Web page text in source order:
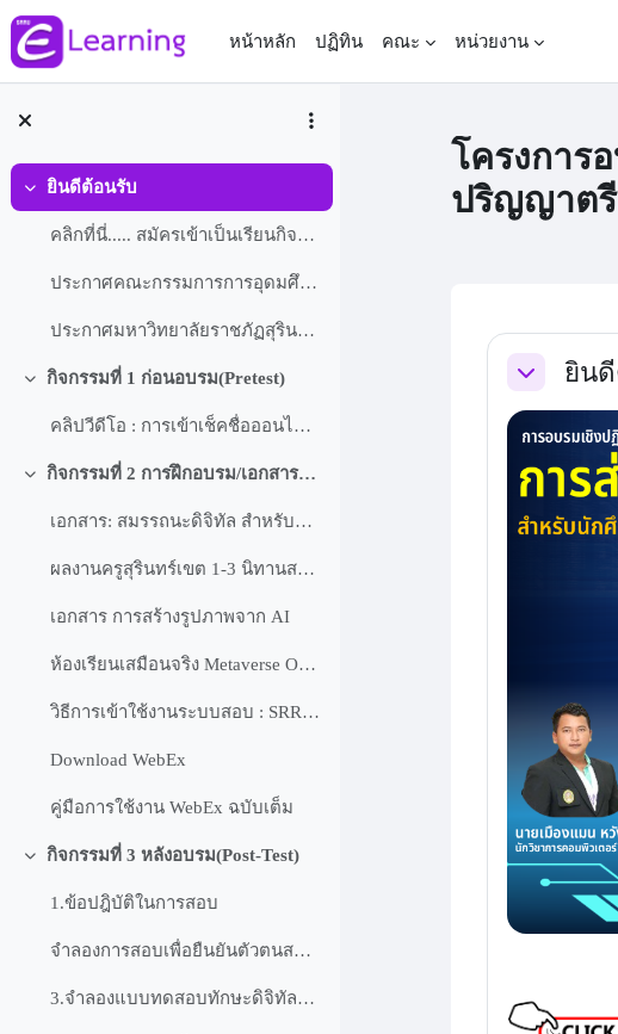
ข้ามไปที่เนื้อหาหลัก
หน้าหลัก
ปฏิทิน คณะ หน่วยงาน
ยินดีต้อนรับ
คลิกที่นี่..... สมัครเข้าเป็นเรียนกิจกรรมนี้ เพื่อ...
ประกาศคณะกรรมการการอุดมศึกษา เรื่องแนวทางการปฏิบัติตามกรอบมาตรฐานคุณวุฒิระดับอุดมศึกษาแห่งชาติ เกี่ยวกับสมถรรถนะดิจิทัลสำหรับคุณวุฒิระดับปริญญาตรี
ประกาศมหาวิทยาลัยราชภัฏสุรินทร์ ที่ 177/2564 เรื่อง ประกาศมหาวิทยาลัยราชภัฏสุรินทร์ เรื่อง การสอบวัดระดับสมรรถนะดิจิทัลสำหรับนักศึกษาระดับปริญญาตรี
กิจกรรมที่ 1 ก่อนอบรม(Pretest)
คลิปวีดีโอ : การเข้าเช็คชื่อออนไลน์และเตรียมสอบออนไลน์
กิจกรรมที่ 2 การฝึกอบรม/เอกสารประกอบการบรรยาย
เอกสาร: สมรรถนะดิจิทัล สำหรับนักศึกษา รหัส 66
ผลงานครูสุรินทร์เขต 1-3 นิทานสร้างจาก AI
เอกสาร การสร้างรูปภาพจาก AI
ห้องเรียนเสมือนจริง Metaverse OPENHOUSE
วิธีการเข้าใช้งานระบบสอบ : SRRU e-Testing
Download WebEx
คู่มือการใช้งาน WebEx ฉบับเต็ม
กิจกรรมที่ 3 หลังอบรม(Post-Test)
1.ข้อปฎิบัติในการสอบ
จำลองการสอบเพื่อยืนยันตัวตนสอบออนไลน์ ผ่าน WebEx
3.จำลองแบบทดสอบทักษะดิจิทัลสำหรับนักศึกษา คณะเกษตรและอุตสาหกรรมเกษตร รหัส 66
โครงการ
ปริญญาตรี
Section
ย่อ ยิน